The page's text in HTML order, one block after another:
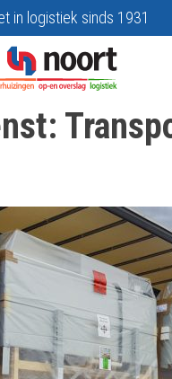
in logistiek sinds 1931